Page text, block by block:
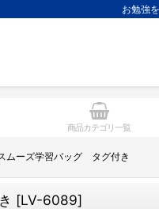
お勉強
商品カテゴリ一覧
ムーズ学習バッグ タグ付き
[LV-6089]